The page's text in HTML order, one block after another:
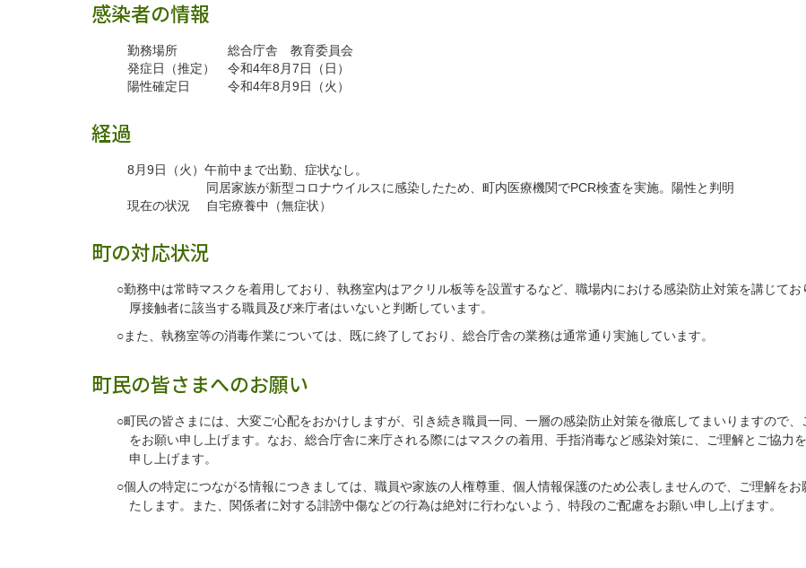
感染者の情報
勤務場所 総合庁舎 教育委員会
発症日（推定） 令和4年8月7日（日）
陽性確定日 令和4年8月9日（火）
経過
8月9日（火）午前中まで出勤、症状なし。
同居家族が新型コロナウイルスに感染したため、町内医療機関でPCR検査を実施。陽性と判明
現在の状況 自宅療養中（無症状）
町の対応状況
○勤務中は常時マスクを着用しており、執務室内はアクリル板等を設置するなど、職場内における感染防止対策を講じてお
厚接触者に該当する職員及び来庁者はいないと判断しています。
○また、執務室等の消毒作業については、既に終了しており、総合庁舎の業務は通常通り実施しています。
町民の皆さまへのお願い
○町民の皆さまには、大変ご心配をおかけしますが、引き続き職員一同、一層の感染防止対策を徹底してまいりますので、
をお願い申し上げます。なお、総合庁舎に来庁される際にはマスクの着用、手指消毒など感染対策に、ご理解とご協力
申し上げます。
○個人の特定につながる情報につきましては、職員や家族の人権尊重、個人情報保護のため公表しませんので、ご理解をお
たします。また、関係者に対する誹謗中傷などの行為は絶対に行わないよう、特段のご配慮をお願い申し上げます。